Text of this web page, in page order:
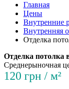
Главная
Цены
Внутренние
Внутренняя
Отделка
Отделка потолка
Среднерыночная
120 грн / м²